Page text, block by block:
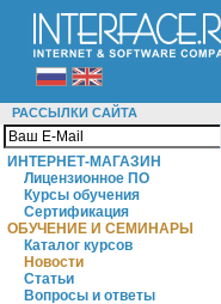
РАССЫЛКИ САЙТА
ИНТЕРНЕТ-МАГАЗИН
Лицензионное ПО
Курсы обучения
Сертификация
ОБУЧЕНИЕ И СЕМИНАРЫ
Каталог курсов
Новости
Статьи
Вопросы и ответы